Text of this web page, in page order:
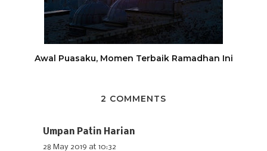
Awal Puasaku, Momen Terbaik Ramadhan Ini
2 COMMENTS
Umpan Patin Harian
28 May 2019 at 10:32